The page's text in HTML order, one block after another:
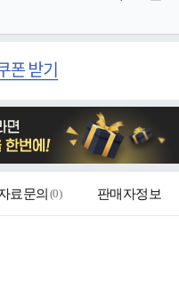
료문의 (0) 판매자정보